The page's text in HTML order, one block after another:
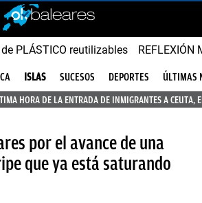
PLÁSTICO reutilizables REFLEXIÓN
ISLAS SUCESOS DEPORTES
ÚLTIMAS
HORA DE LA ENTRADA DE INMIGRANTES A CEUTA,
por el avance de una
que ya está saturando